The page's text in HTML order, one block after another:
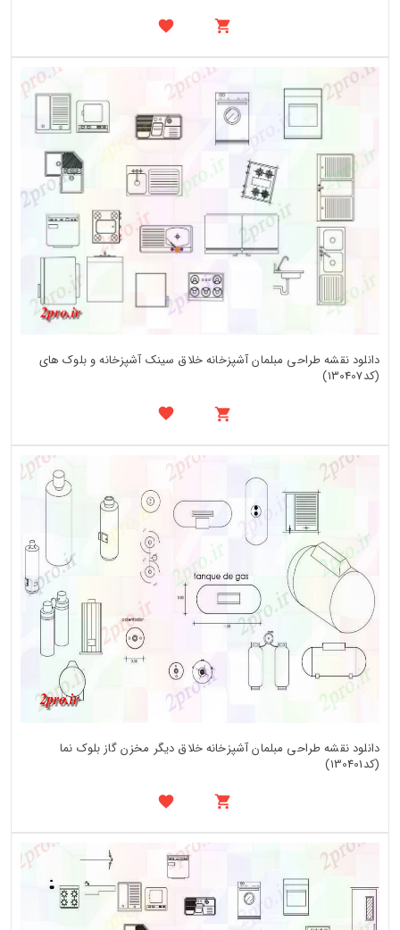
دانلود نقشه طراحی مبلمان آشپزخانه خلاق سینک آشپزخانه و بلوک های
(کد130407)
دانلود نقشه طراحی مبلمان آشپزخانه خلاق دیگر مخزن گاز بلوک نما
(کد130401)